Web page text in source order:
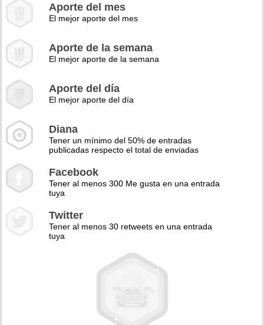
Aporte del mes
El mejor aporte del mes
Aporte de la semana
El mejor aporte de la semana
Aporte del día
El mejor aporte del día
Diana
Tener un mínimo del 50% de entradas
publicadas respecto el total de enviadas
Facebook
Tener al menos 300 Me gusta en una entrada
tuya
Twitter
Tener al menos 30 retweets en una entrada
tuya